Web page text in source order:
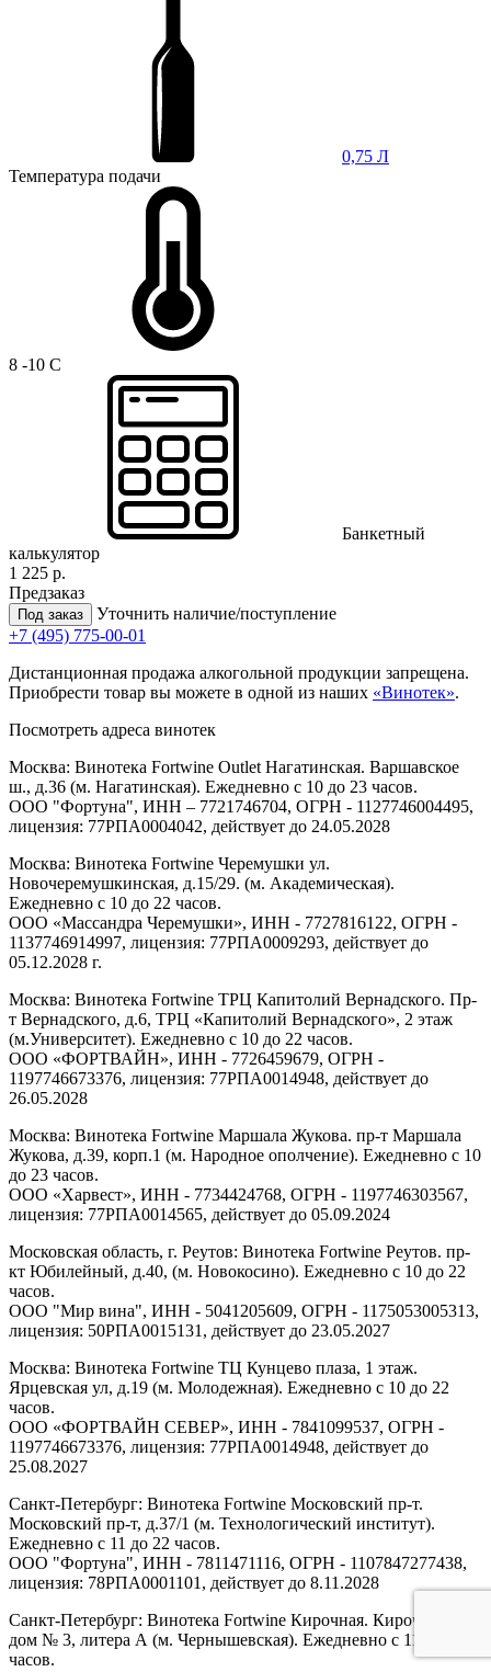
0,75 Л
Температура подачи
8 -10 C
Банкетный
калькулятор
1 225 р.
Предзаказ
Под заказ
Уточнить наличие/поступление
+7 (495) 775-00-01
Дистанционная продажа алкогольной продукции запрещена.
Приобрести товар вы можете в одной из наших «Винотек».
Посмотреть адреса винотек
Москва: Винотека Fortwine Outlet Нагатинская. Варшавское
ш., д.36 (м. Нагатинская). Ежедневно с 10 до 23 часов.
ООО "Фортуна", ИНН – 7721746704, ОГРН - 1127746004495,
лицензия: 77РПА0004042, действует до 24.05.2028
Москва: Винотека Fortwine Черемушки ул.
Новочеремушкинская, д.15/29. (м. Академическая).
Ежедневно с 10 до 22 часов.
ООО «Массандра Черемушки», ИНН - 7727816122, ОГРН -
1137746914997, лицензия: 77РПА0009293, действует до
05.12.2028 г.
Москва: Винотека Fortwine ТРЦ Капитолий Вернадского. Пр-
т Вернадского, д.6, ТРЦ «Капитолий Вернадского», 2 этаж
(м.Университет). Ежедневно с 10 до 22 часов.
ООО «ФОРТВАЙН», ИНН - 7726459679, ОГРН -
1197746673376, лицензия: 77РПА0014948, действует до
26.05.2028
Москва: Винотека Fortwine Маршала Жукова. пр-т Маршала
Жукова, д.39, корп.1 (м. Народное ополчение). Ежедневно с 10
до 23 часов.
ООО «Харвест», ИНН - 7734424768, ОГРН - 1197746303567,
лицензия: 77РПА0014565, действует до 05.09.2024
Московская область, г. Реутов: Винотека Fortwine Реутов. пр-
кт Юбилейный, д.40, (м. Новокосино). Ежедневно с 10 до 22
часов.
ООО "Мир вина", ИНН - 5041205609, ОГРН - 1175053005313,
лицензия: 50РПА0015131, действует до 23.05.2027
Москва: Винотека Fortwine ТЦ Кунцево плаза, 1 этаж.
Ярцевская ул, д.19 (м. Молодежная). Ежедневно с 10 до 22
часов.
ООО «ФОРТВАЙН СЕВЕР», ИНН - 7841099537, ОГРН -
1197746673376, лицензия: 77РПА0014948, действует до
25.08.2027
Санкт-Петербург: Винотека Fortwine Московский пр-т.
Московский пр-т, д.37/1 (м. Технологический институт).
Ежедневно с 11 до 22 часов.
ООО "Фортуна", ИНН - 7811471116, ОГРН - 1107847277438,
лицензия: 78РПА0001101, действует до 8.11.2028
Санкт-Петербург: Винотека Fortwine Кирочная. Кирочная ул,
дом № 3, литера А (м. Чернышевская). Ежедневно с 11 до 22
часов.